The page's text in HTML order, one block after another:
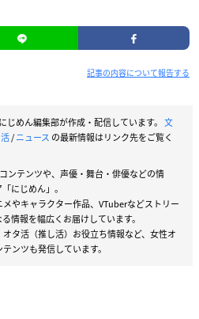
記事の内容について報告する
じめん編集部が作成・配信しています。 文
/ニュース の最新情報はリンク先をご覧く
ンテンツや、声優・舞台・俳優などの情
にじめん」。
やキャラクター作品、VTuberなどストリー
情報を幅広くお届けしています。
タ活（推し活）お役立ち情報など、女性オ
ンツも発信しています。